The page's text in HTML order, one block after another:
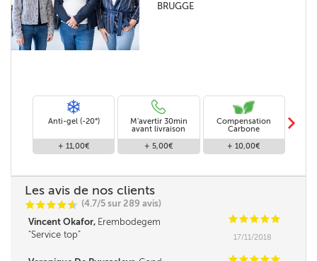
BRUGGE
Anti-gel (-20°)
+ 11,00€
M'avertir 30min
avant livraison
+ 5,00€
Compensation
Carbone
+ 10,00€
m
Les avis de nos clients
CCCCi
@ (4.7/5 sur 289 avis)
Vincent Okafor, Erembodegem CCCCC
Service top
17/11/2018